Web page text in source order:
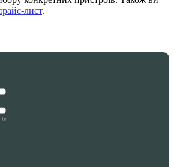
лист.